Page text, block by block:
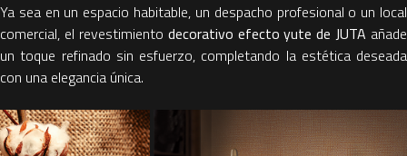
Ya sea en un espacio habitable, un despacho profesional o un local
comercial, el revestimiento decorativo efecto yute de JUTA añade
un toque refinado sin esfuerzo, completando la estética deseada
con una elegancia única.